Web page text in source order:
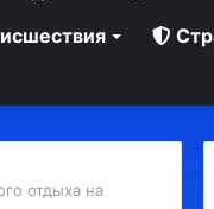
отдыха на